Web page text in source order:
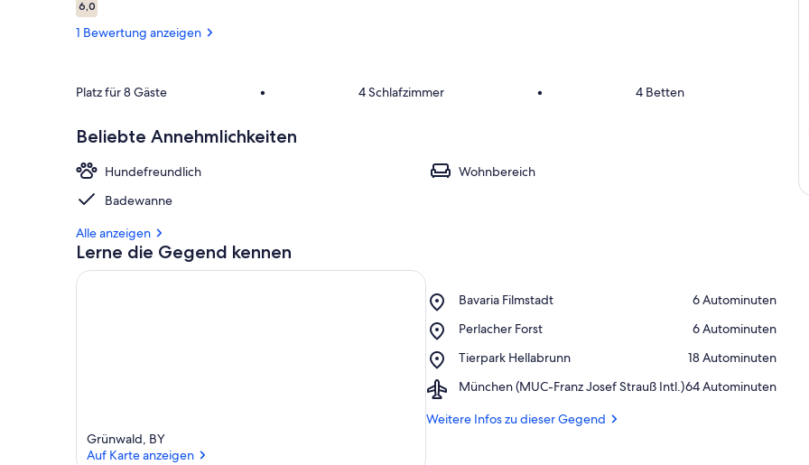
Zimmer
6,06,0 von 10.
1 Bewertung anzeigen
Platz für 8 Gäste • 4 Schlafzimmer • 4 Betten
Beliebte Annehmlichkeiten
Hundefreundlich
Wohnbereich
Badewanne
Alle anzeigen
Lerne die Gegend kennen
Grünwald, BY
Auf Karte anzeigen
Bavaria Filmstadt
Place,
Filmstadt
‪6 Autominuten‬
Perlacher Forst
Place,
Forst
‪6 Autominuten‬
Tierpark Hellabrunn
Place,
Hellabrunn
‪18 Autominuten‬
München (MUC-Franz Josef Strauß Intl.)
Airport,
(MUC-
‪64 Autominuten‬
Weitere Infos zu dieser Gegend